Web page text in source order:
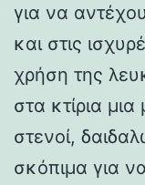
για να
και στις
χρήση της
στα κτίρια
στενοί,
σκόπιμα για